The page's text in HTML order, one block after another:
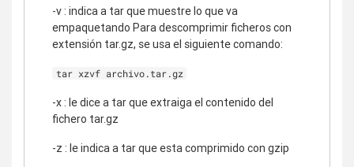
-v : indica a tar que muestre lo que va
empaquetando Para descomprimir ficheros con
extensión tar.gz, se usa el siguiente comando:
tar xzvf archivo.tar.gz
-x : le dice a tar que extraiga el contenido del
fichero tar.gz
-z : le indica a tar que esta comprimido con gzip